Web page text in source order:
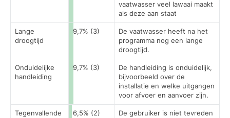
vaatwasser veel lawaai maakt
als deze aan staat
Lange
droogtijd
9,7% (3)
De vaatwasser heeft na het
programma nog een lange
droogtijd.
Onduidelijke
handleiding
9,7% (3)
De handleiding is onduidelijk,
bijvoorbeeld over de
installatie en welke uitgangen
voor afvoer en aanvoer zijn.
Tegenvallende
6,5% (2)
De gebruiker is niet tevreden